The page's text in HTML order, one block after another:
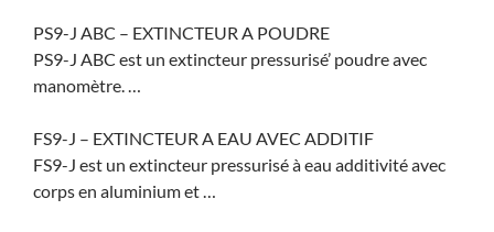
PS9-J ABC – EXTINCTEUR A POUDRE
PS9-J ABC est un extincteur pressurisé’ poudre avec
manomètre. …
FS9-J – EXTINCTEUR A EAU AVEC ADDITIF
FS9-J est un extincteur pressurisé à eau additivité avec
corps en aluminium et …